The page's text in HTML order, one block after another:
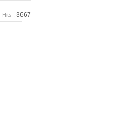
Hits : 3667